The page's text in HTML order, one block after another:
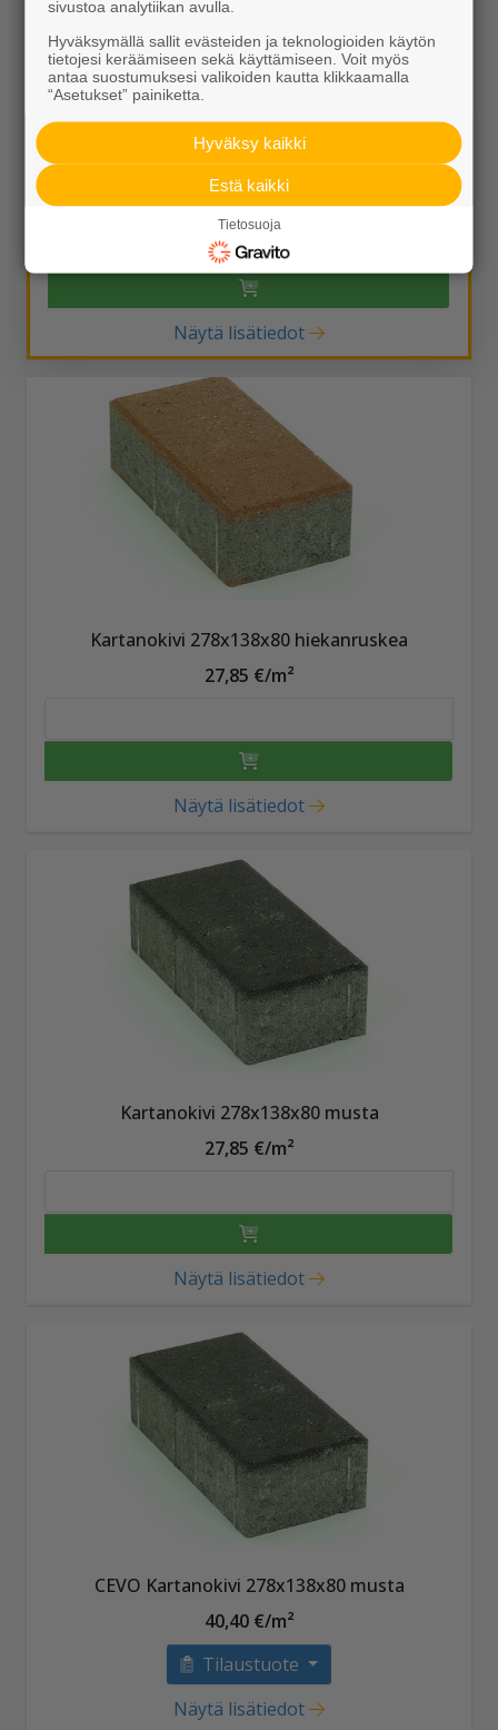
Kartanokivi 278x138x80 ruskea
27,85 €/m²
Näytä lisätiedot
Kartanokivi 278x138x80 hiekanruskea
27,85 €/m²
Näytä lisätiedot
Kartanokivi 278x138x80 musta
27,85 €/m²
Näytä lisätiedot
CEVO Kartanokivi 278x138x80 musta
40,40 €/m²
Tilaustuote
Näytä lisätiedot
sivustoa analytiikan avulla.
Hyväksymällä sallit evästeiden ja teknologioiden käytön
tietojesi keräämiseen sekä käyttämiseen. Voit myös
antaa suostumuksesi valikoiden kautta klikkaamalla
“Asetukset” painiketta.
Hyväksy kaikki
Estä kaikki
Tietosuoja